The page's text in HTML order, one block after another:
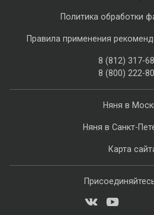
Няня в
Няня в Санкт-
Карта
Политика обработки
Правила применения
8 (812) 317-
8 (800) 222-